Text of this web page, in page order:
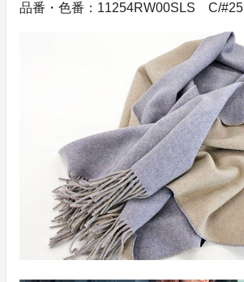
品番・色番：11254RW00SLS C/#25